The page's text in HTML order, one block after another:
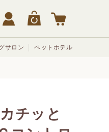
サロン ペットホテル
チッと